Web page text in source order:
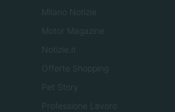
Milano Notizie
Motor Magazine
Notizie.it
Offerte Shopping
Pet Story
Professione Lavoro